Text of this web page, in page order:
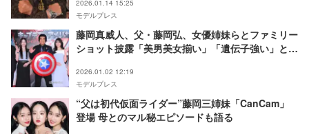
2026.01.14 15:25
モデルプレス
藤岡真威人、父・藤岡弘、女優姉妹らとファミリー
ショット披露「美男美女揃い」「遺伝子強い」と反
2026.01.02 12:19
モデルプレス
“父は初代仮面ライダー”藤岡三姉妹「CanCam」
登場 母とのマル秘エピソードも語る